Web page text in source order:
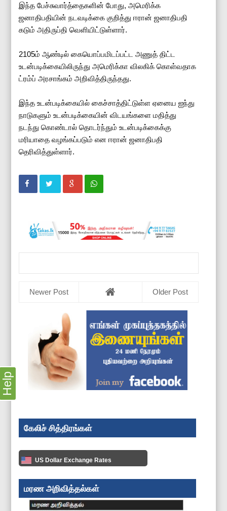
இந்த பேச்சுவார்த்தைகளின் போது, அமெரிக்க
ஜனாதிபதியின் நடவடிக்கை குறித்து ஈரான் ஜனாதிபதி
கடும் அதிருப்தி வெளியிட்டுள்ளார்.
2105ம் ஆண்டில் கையொப்பமிடப்பட்ட அணுத் திட்ட
உடன்படிக்கையிலிருந்து அமெரிக்கா விலகிக் கொள்வதாக
ட்ரம்ப் அரசாங்கம் அறிவித்திருந்தது.
இந்த உடன்படிக்கையில் கைச்சாத்திட்டுள்ள ஏனைய ஐந்து
நாடுகளும் உடன்படிக்கையின் விடயங்களை மதித்து
நடந்து கொண்டால் தொடர்ந்தும் உடன்படிக்கைக்கு
மரியாதை வழங்கப்படும் என ஈரான் ஜனாதிபதி
தெரிவித்துள்ளார்.
Newer Post Older Post
கேலிச் சித்திரங்கள்
US Dollar Exchange Rates
மரண அறிவித்தல்கள்
Help